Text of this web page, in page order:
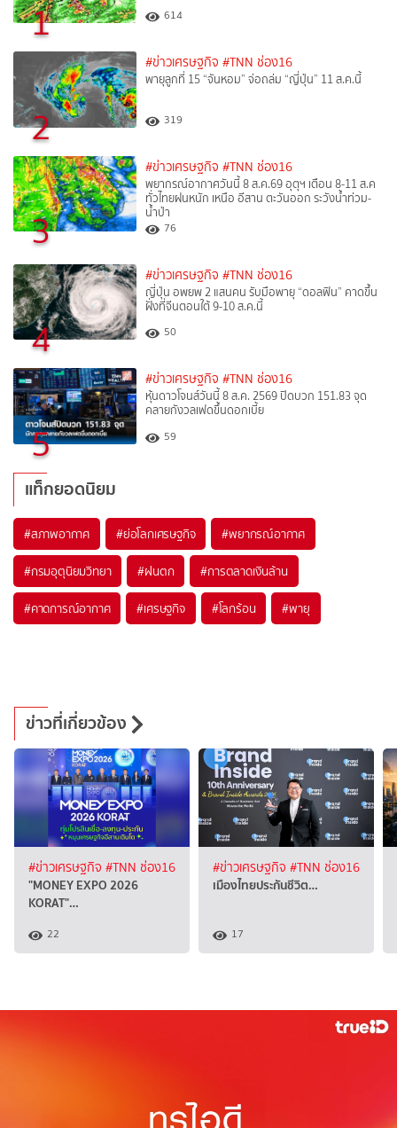
1 614
2
#ข่าวเศรษฐกิจ #TNN ช่อง16
พายุลูกที่ 15 “จันหอม” จ่อถล่ม “ญี่ปุ่น” 11 ส.ค.นี้
319
3
#ข่าวเศรษฐกิจ #TNN ช่อง16
พยากรณ์อากาศวันนี้ 8 ส.ค.69 อุตุฯ เตือน 8-11 ส.ค
ทั่วไทยฝนหนัก เหนือ อีสาน ตะวันออก ระวังน้ำท่วม-
น้ำป่า
76
4
#ข่าวเศรษฐกิจ #TNN ช่อง16
ญี่ปุ่น อพยพ 2 แสนคน รับมือพายุ “ดอลฟิน” คาดขึ้น
ฝั่งที่จีนตอนใต้ 9-10 ส.ค.นี้
50
5
#ข่าวเศรษฐกิจ #TNN ช่อง16
หุ้นดาวโจนส์วันนี้ 8 ส.ค. 2569 ปิดบวก 151.83 จุด
คลายกังวลเฟดขึ้นดอกเบี้ย
59
แท็กยอดนิยม
#สภาพอากาศ #ย่อโลกเศรษฐกิจ #พยากรณ์อากาศ
#กรมอุตุนิยมวิทยา #ฝนตก #การตลาดเงินล้าน
#คาดการณ์อากาศ #เศรษฐกิจ #โลกร้อน #พายุ
ข่าวที่เกี่ยวข้อง
#ข่าวเศรษฐกิจ #TNN ช่อง16
"MONEY EXPO 2026
KORAT"…
22
#ข่าวเศรษฐกิจ #TNN ช่อง16
เมืองไทยประกันชีวิต…
17